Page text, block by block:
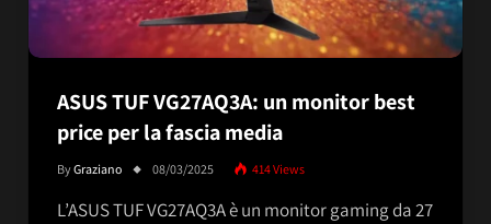
ASUS TUF VG27AQ3A: un monitor best
price per la fascia media
ByGraziano 08/03/2025 414Views
L’ASUS TUF VG27AQ3A è un monitor gaming da 27